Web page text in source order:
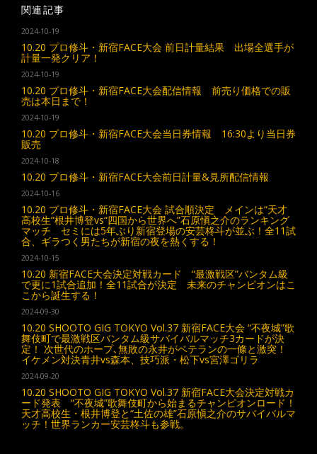
関連記事
2024-10-19
10.20 プロ修斗・新宿FACE大会 前日計量結果 出場全選手が
計量一発クリア！
2024-10-19
10.20 プロ修斗・新宿FACE大会配信情報 前売り価格での販
売は本日まで！
2024-10-19
10.20 プロ修斗・新宿FACE大会当日券情報 16:30より当日券
販売
2024-10-18
10.20 プロ修斗・新宿FACE大会前日計量&見所配信情報
2024-10-16
10.20 プロ修斗・新宿FACE大会 試合順決定 メインは“天才
高校生”根井博登vs“四国から世界へ”石原愼之介のランキング
マッチ セミには5年ぶり新宿登場の安芸柊斗が並ぶ！全11試
合、ギラつく男たちが新宿の夜を熱くする！
2024-10-15
10.20 新宿FACE大会決定対戦カード “最激戦区”バンタム級
で更に1試合追加！全11試合が決定 未来のチャンピオンはこ
こから誕生する！
2024-09-30
10.20 SHOOTO GIG TOKYO Vol.37 新宿FACE大会 “不夜城”歌
舞伎町で最激戦区バンタム級サバイバルマッチ3カードが決
定！ 次世代のホープ､無敗の永井がベテランの一條と激突！
イケメン対決青井vs森本、技巧派・松下vs宮澤ゴリラ
2024-09-20
10.20 SHOOTO GIG TOKYO Vol.37 新宿FACE大会決定対戦カ
ード発表 “不夜城”歌舞伎町から始まるチャンピオンロード！
天才高校生・根井博登と“土佐の雄”石原愼之介のサバイバルマ
ッチ！世界ランカー安芸柊斗も参戦。